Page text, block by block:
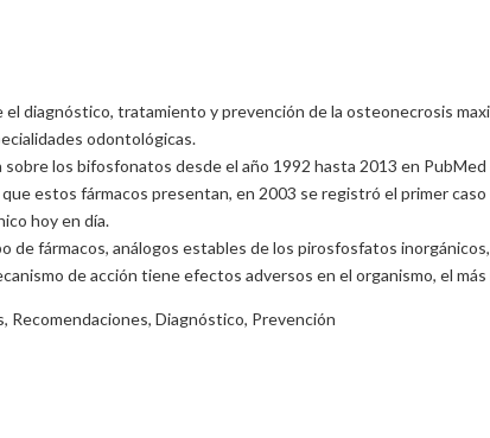
diagnóstico, tratamiento y prevención de la osteonecrosis
odontológicas.
sobre los bifosfonatos desde el año 1992 hasta 2013 en
que estos fármacos presentan, en 2003 se registró el primer
hoy en día.
de fármacos, análogos estables de los pirosfosfatos
de acción tiene efectos adversos en el organismo, el
Diagnóstico, Prevención